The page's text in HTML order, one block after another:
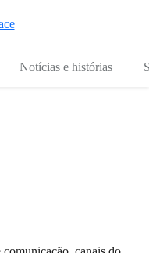
Notícias e histórias